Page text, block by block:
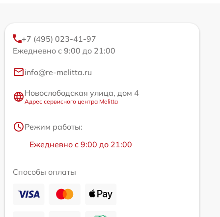
+7 (495) 023-41-97
Ежедневно с 9:00 до 21:00
info@re-melitta.ru
Новослободская улица, дом 4
Адрес сервисного центра Melitta
Режим работы:
Ежедневно с 9:00 до 21:00
Способы оплаты